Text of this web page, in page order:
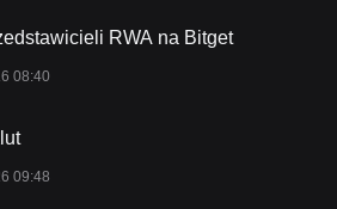
RWA na Bitget
08:40
09:48